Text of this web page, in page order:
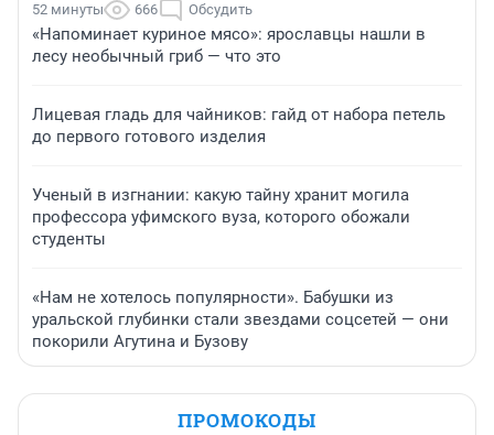
52 минуты 666 Обсудить
«Напоминает куриное мясо»: ярославцы нашли в
лесу необычный гриб — что это
Лицевая гладь для чайников: гайд от набора петель
до первого готового изделия
Ученый в изгнании: какую тайну хранит могила
профессора уфимского вуза, которого обожали
студенты
«Нам не хотелось популярности». Бабушки из
уральской глубинки стали звездами соцсетей — они
покорили Агутина и Бузову
ПРОМОКОДЫ